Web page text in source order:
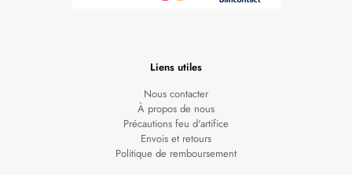
Liens utiles
Nous contacter
À propos de nous
Précautions feu d'artifice
Envois et retours
Politique de remboursement